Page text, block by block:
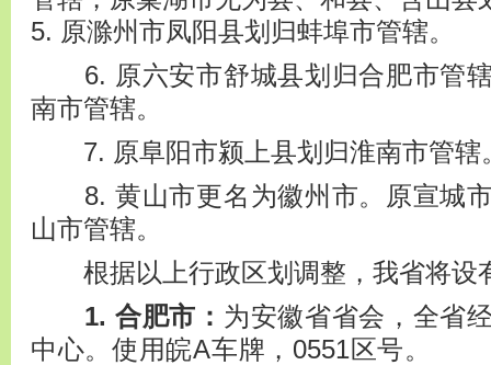
5. 原滁州市凤阳县划归蚌埠市管辖。
6. 原六安市舒城县划归合肥市管辖
南市管辖。
7. 原阜阳市颍上县划归淮南市管辖
8. 黄山市更名为徽州市。原宣城市
山市管辖。
根据以上行政区划调整，我省将设
1. 合肥市： 为安徽省省会，全省
中心。使用皖A车牌，0551区号。